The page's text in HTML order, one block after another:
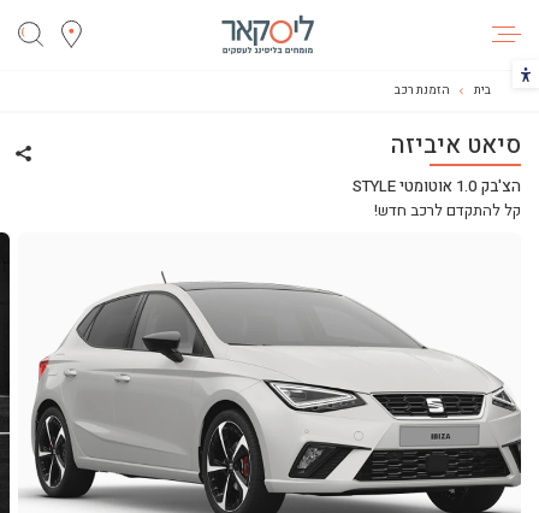
הכפתור משנה את צבעי הקונטרסט
ליסינג
ליסינג מימוני
בית הזמנת רכב
סיאט איביזה
הצ'בק 1.0 אוטומטי STYLE
קל להתקדם לרכב חדש!